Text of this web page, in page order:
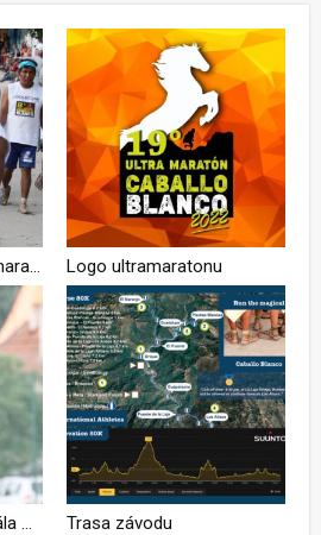
Logo ultramaratonu
Trasa závodu